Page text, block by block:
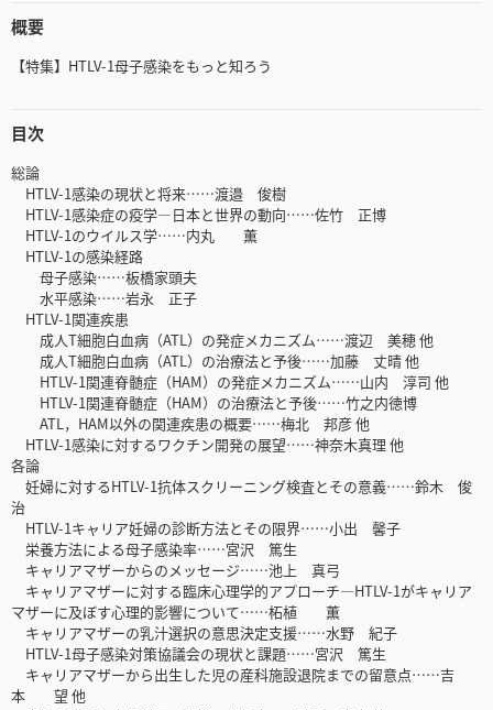
概要
【特集】HTLV-1母子感染をもっと知ろう
目次
総論
HTLV-1感染の現状と将来……渡邉 俊樹
HTLV-1感染症の疫学―日本と世界の動向……佐竹 正博
HTLV-1のウイルス学……内丸 薫
HTLV-1の感染経路
母子感染……板橋家頭夫
水平感染……岩永 正子
HTLV-1関連疾患
成人T細胞白血病（ATL）の発症メカニズム……渡辺 美穂 他
成人T細胞白血病（ATL）の治療法と予後……加藤 丈晴 他
HTLV-1関連脊髄症（HAM）の発症メカニズム……山内 淳司 他
HTLV-1関連脊髄症（HAM）の治療法と予後……竹之内徳博
ATL，HAM以外の関連疾患の概要……梅北 邦彦 他
HTLV-1感染に対するワクチン開発の展望……神奈木真理 他
各論
妊婦に対するHTLV-1抗体スクリーニング検査とその意義……鈴木 俊
治
HTLV-1キャリア妊婦の診断方法とその限界……小出 馨子
栄養方法による母子感染率……宮沢 篤生
キャリアマザーからのメッセージ……池上 真弓
キャリアマザーに対する臨床心理学的アプローチ―HTLV-1がキャリア
マザーに及ぼす心理的影響について……柘植 薫
キャリアマザーの乳汁選択の意思決定支援……水野 紀子
HTLV-1母子感染対策協議会の現状と課題……宮沢 篤生
キャリアマザーから出生した児の産科施設退院までの留意点……吉
本 望 他